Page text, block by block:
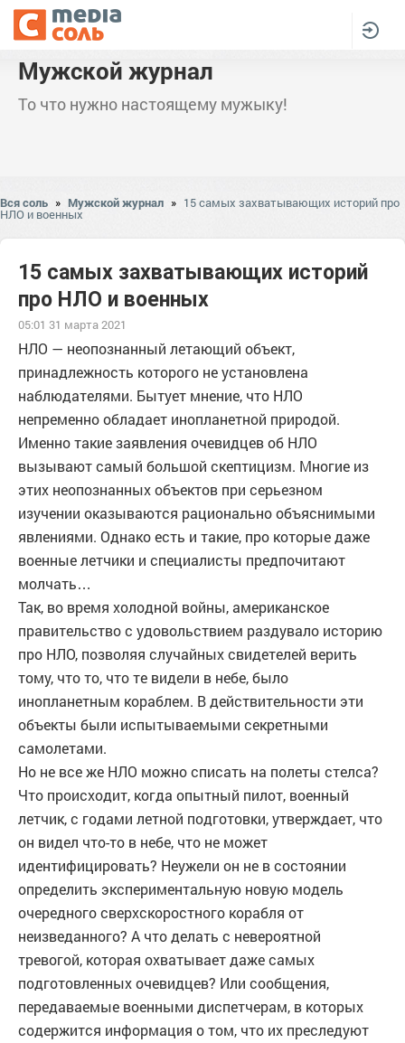
Мужской журнал
То что нужно настоящему мужыку!
Вся соль » Мужской журнал » 15 самых захватывающих историй про
НЛО и военных
15 самых захватывающих историй
про НЛО и военных
05:01 31 марта 2021
НЛО — неопознанный летающий объект,
принадлежность которого не установлена
наблюдателями. Бытует мнение, что НЛО
непременно обладает инопланетной природой.
Именно такие заявления очевидцев об НЛО
вызывают самый большой скептицизм. Многие из
этих неопознанных объектов при серьезном
изучении оказываются рационально объяснимыми
явлениями. Однако есть и такие, про которые даже
военные летчики и специалисты предпочитают
молчать…
Так, во время холодной войны, американское
правительство с удовольствием раздувало историю
про НЛО, позволяя случайных свидетелей верить
тому, что то, что те видели в небе, было
инопланетным кораблем. В действительности эти
объекты были испытываемыми секретными
самолетами.
Но не все же НЛО можно списать на полеты стелса?
Что происходит, когда опытный пилот, военный
летчик, с годами летной подготовки, утверждает, что
он видел что-то в небе, что не может
идентифицировать? Неужели он не в состоянии
определить экспериментальную новую модель
очередного сверхскоростного корабля от
неизведанного? А что делать с невероятной
тревогой, которая охватывает даже самых
подготовленных очевидцев? Или сообщения,
передаваемые военными диспетчерам, в которых
содержится информация о том, что их преследуют